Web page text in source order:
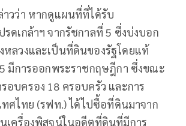
าวว่า หากดูแผนที่ที่ได้รับ
ดเกล้าฯ จากรัชกาลที่ 5 ซึ่งบ่งบอก
หลวงและเป็นที่ดินของรัฐโดยแท้
มีการออกพระราชกฤษฎีกา ซึ่งขณะ
อบครอง 18 ครอบครัว และการ
ศไทย (รฟท.) ​ได้ไปซื้อที่ดินมาจาก
เครื่องพิสูจน์ในอดีตที่ดินที่มีการ